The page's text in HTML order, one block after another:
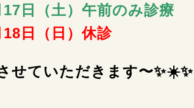
17日（土）午前のみ診療
18日（日）休診
せていただきます〜✨☀️✨